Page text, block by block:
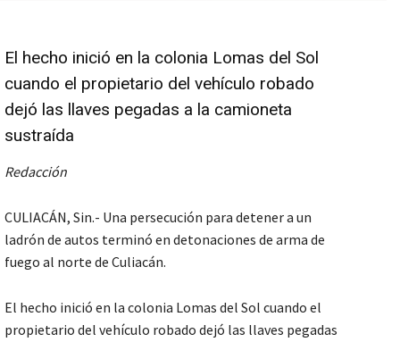
El hecho inició en la colonia Lomas del Sol
cuando el propietario del vehículo robado
dejó las llaves pegadas a la camioneta
sustraída
Redacción
CULIACÁN, Sin.- Una persecución para detener a un
ladrón de autos terminó en detonaciones de arma de
fuego al norte de Culiacán.
El hecho inició en la colonia Lomas del Sol cuando el
propietario del vehículo robado dejó las llaves pegadas